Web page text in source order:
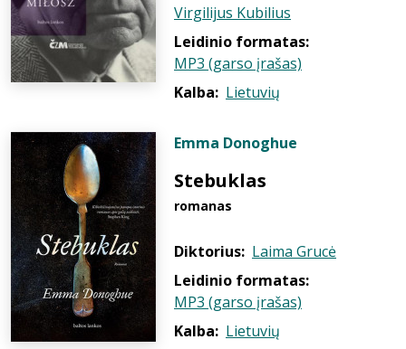
Virgilijus Kubilius
Leidinio formatas:
MP3 (garso įrašas)
Kalba: Lietuvių
Emma Donoghue
Stebuklas
romanas
Diktorius: Laima Grucė
Leidinio formatas:
MP3 (garso įrašas)
Kalba: Lietuvių